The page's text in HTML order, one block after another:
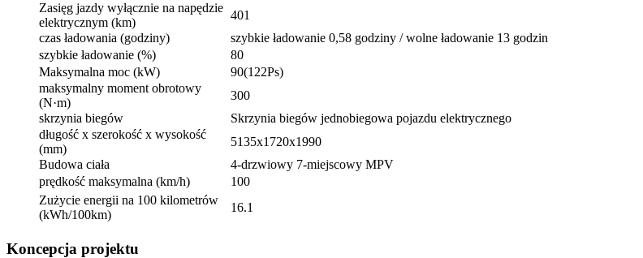
Zasięg jazdy wyłącznie na napędzie
elektrycznym (km)
401
czas ładowania (godziny)
szybkie ładowanie 0,58 godziny / wolne ładowanie 13 godzin
szybkie ładowanie (%)
80
Maksymalna moc (kW)
90(122Ps)
maksymalny moment obrotowy
(N·m)
300
skrzynia biegów
Skrzynia biegów jednobiegowa pojazdu elektrycznego
długość x szerokość x wysokość
(mm)
5135x1720x1990
Budowa ciała
4-drzwiowy 7-miejscowy MPV
prędkość maksymalna (km/h)
100
Zużycie energii na 100 kilometrów
(kWh/100km)
16.1
Koncepcja projektu